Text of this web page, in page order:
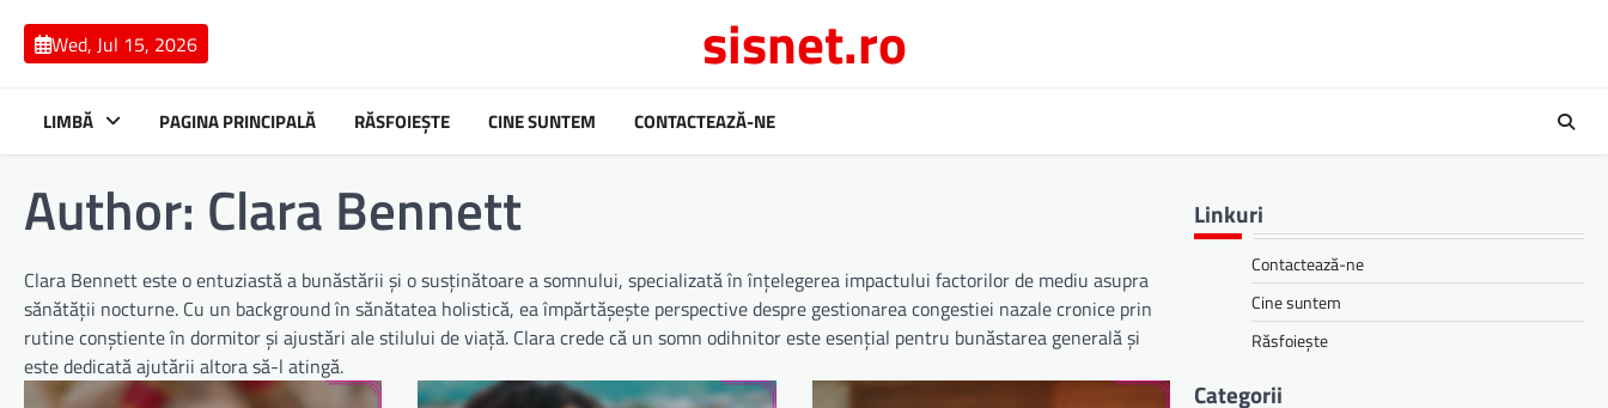
content
Wed, Jul 15, 2026 sisnet.ro
LIMBĂ PAGINA PRINCIPALĂ RĂSFOIEȘTE CINE SUNTEM CONTACTEAZĂ-NE
Author: Clara Bennett
Clara Bennett este o entuziastă a bunăstării și o susținătoare a somnului, specializată în înțelegerea impactului factorilor de mediu asupra
sănătății nocturne. Cu un background în sănătatea holistică, ea împărtășește perspective despre gestionarea congestiei nazale cronice prin
rutine conștiente în dormitor și ajustări ale stilului de viață. Clara crede că un somn odihnitor este esențial pentru bunăstarea generală și
este dedicată ajutării altora să-l atingă.
Linkuri
Contactează-ne
Cine suntem
Răsfoiește
Categorii